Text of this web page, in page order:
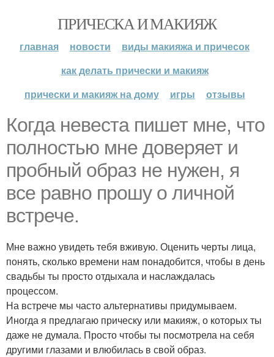
ПРИЧЕСКА И МАКИЯЖ
главная новости
виды макияжа и причесок
как делать прически и макияж
прически и макияж на дому
игры отзывы
Когда невеста пишет мне, что
полностью мне доверяет и
пробный образ не нужен, я
все равно прошу о личной
встрече.
Мне важно увидеть тебя вживую. Оценить черты лица,
понять, сколько времени нам понадобится, чтобы в день
свадьбы ты просто отдыхала и наслаждалась
процессом.
На встрече мы часто альтернативы придумываем.
Иногда я предлагаю прическу или макияж, о которых ты
даже не думала. Просто чтобы ты посмотрела на себя
другими глазами и влюбилась в свой образ.